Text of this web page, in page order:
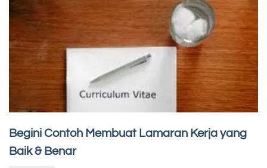
Begini Contoh Membuat Lamaran Kerja yang
Baik & Benar